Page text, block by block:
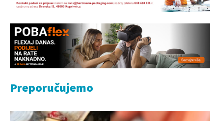
Preporučujemo